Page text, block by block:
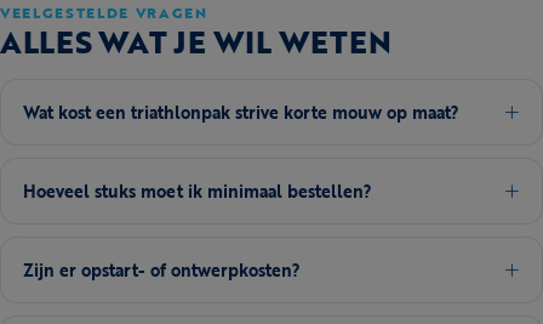
VEELGESTELDE VRAGEN
ALLES WAT JE WIL WETEN
Wat kost een triathlonpak strive korte mouw op maat?
Hoeveel stuks moet ik minimaal bestellen?
Zijn er opstart- of ontwerpkosten?